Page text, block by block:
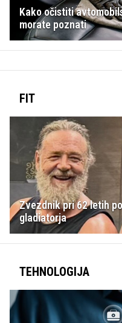
Kako očistiti
morate poznati
FIT
Zvezdnik pri 62 letih
gladiatorja
TEHNOLOGIJA